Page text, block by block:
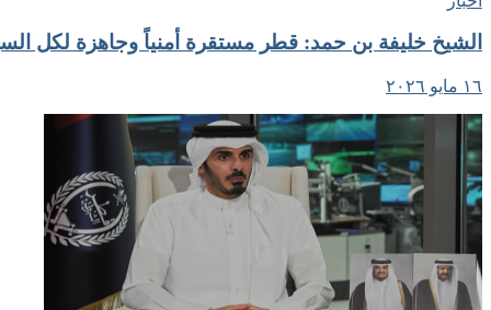
الشيخ خليفة بن حمد: قطر مستقرة أمنياً وجاهزة لكل
١٦ مايو ٢٠٢٦